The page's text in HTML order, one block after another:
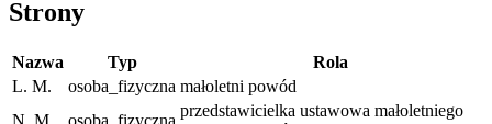
Strony
Nazwa Typ
Rola
L. M.
osoba_fizyczna małoletni powód
N. M.
osoba_fizyczna
przedstawicielka ustawowa małoletniego